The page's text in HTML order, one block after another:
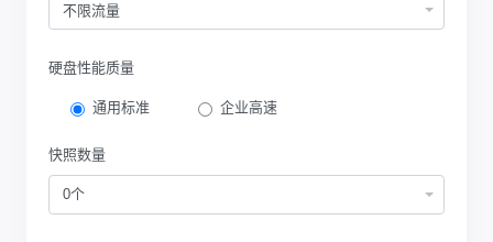
不限流量
硬盘性能质量
通用标准 企业高速
快照数量
0个